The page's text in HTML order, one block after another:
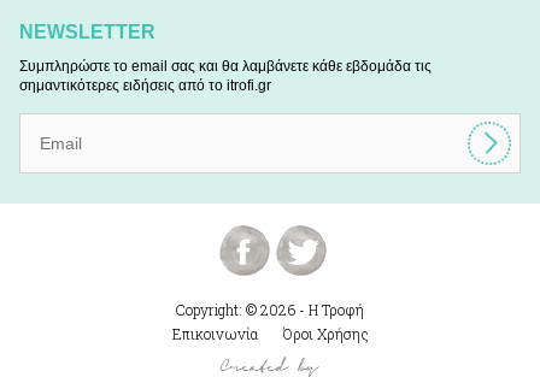
NEWSLETTER
Συμπληρώστε το email σας και θα λαμβάνετε κάθε εβδομάδα τις
σημαντικότερες ειδήσεις από το itrofi.gr
Copyright: © 2026 - Η Τροφή
Επικοινωνία
Όροι Χρήσης